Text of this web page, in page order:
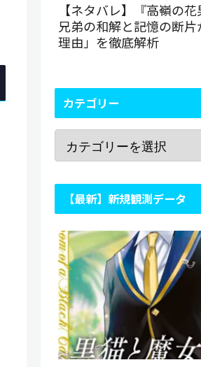
【ネタバレ】『高嶺の
兄弟の和解と記憶の断
理由」を徹底解析
カテゴリー
【最新】新規観測データ